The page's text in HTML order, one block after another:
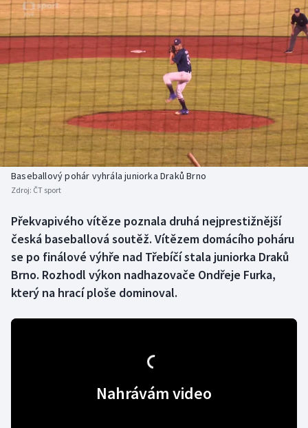
Cyklistika
DALŠÍ SPORTY
Americký fotbal
Baseball a softbal
Basketbal
Biatlon
Box
Curling
NEPŘEHLÉDNĚTE
Soutěže
Historické návraty
Aplikace ČT sport
Baseballový pohár vyhrála juniorka Draků Brno
Zdroj: ČT sport
Překvapivého vítěze poznala druhá nejprestižnější
česká baseballová soutěž. Vítězem domácího poháru
se po finálové výhře nad Třebíčí stala juniorka Draků
Brno. Rozhodl výkon nadhazovače Ondřeje Furka,
který na hrací ploše dominoval.
Nahrávám video